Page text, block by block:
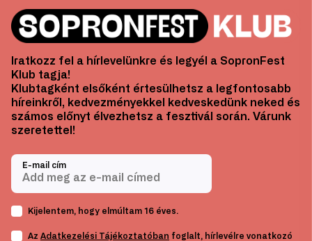
Iratkozz fel a hírlevelünkre és legyél a SopronFest
Klub tagja!
Klubtagként elsőként értesülhetsz a legfontosabb
híreinkről, kedvezményekkel kedveskedünk neked és
számos előnyt élvezhetsz a fesztivál során. Várunk
szeretettel!
E-mail cím
Kijelentem, hogy elmúltam 16 éves.
Az Adatkezelési Tájékoztatóban foglalt, hírlevélre vonatkozó